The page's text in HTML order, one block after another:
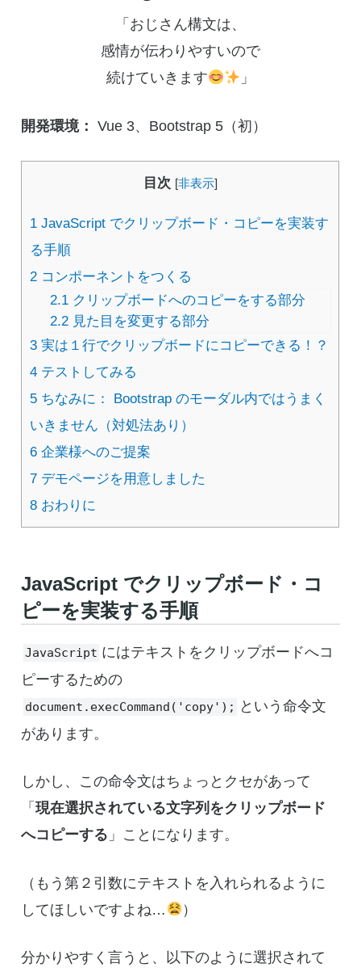
「おじさん構文は、
感情が伝わりやすいので
続けていきます
」
開発環境： Vue 3、Bootstrap 5（初）
目次 [非表示]
1 JavaScript でクリップボード・コピーを実装す
る手順
2 コンポーネントをつくる
2.1 クリップボードへのコピーをする部分
2.2 見た目を変更する部分
3 実は１行でクリップボードにコピーできる！？
4 テストしてみる
5 ちなみに： Bootstrap のモーダル内ではうまく
いきません（対処法あり）
6 企業様へのご提案
7 デモページを用意しました
8 おわりに
JavaScript でクリップボード・コ
ピーを実装する手順
JavaScript にはテキストをクリップボードへコ
ピーするための
document.execCommand('copy');
という命令文
があります。
しかし、この命令文はちょっとクセがあって
「現在選択されている文字列をクリップボード
へコピーする 」ことになります。
（もう第２引数にテキストを入れられるように
してほしいですよね…
）
分かりやすく言うと、以下のように選択されて